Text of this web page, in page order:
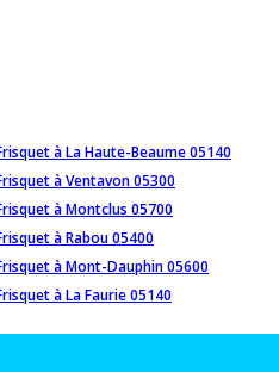
à La Haute-Beaume 05140
à Ventavon 05300
à Montclus 05700
à Rabou 05400
à Mont-Dauphin 05600
à La Faurie 05140